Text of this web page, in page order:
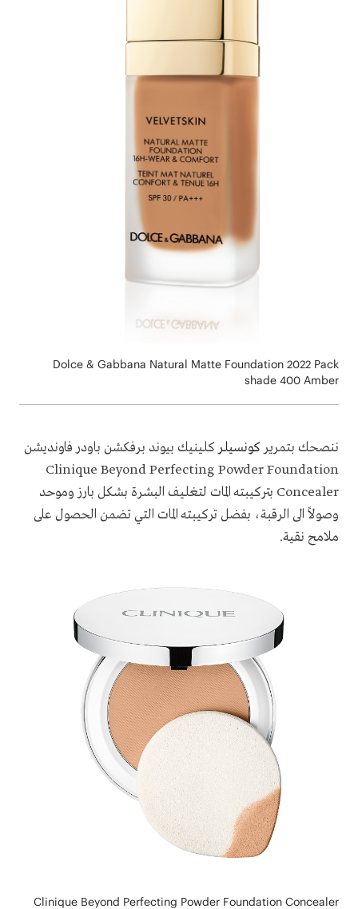
Dolce & Gabbana Natural Matte Foundation 2022 Pack
shade 400 Amber
ننصحك بتمرير كونسيلر كلينيك بيوند برفكشن باودر فاونديشن
Clinique Beyond Perfecting Powder Foundation
Concealer بتركيبته المات لتغليف البشرة بشكل بارز وموحد
وصولاً الى الرقبة، بفضل تركيبته المات التي تضمن الحصول على
ملامح نقية.
Clinique Beyond Perfecting Powder Foundation Concealer